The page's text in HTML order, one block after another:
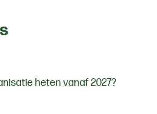
heten vanaf 2027?